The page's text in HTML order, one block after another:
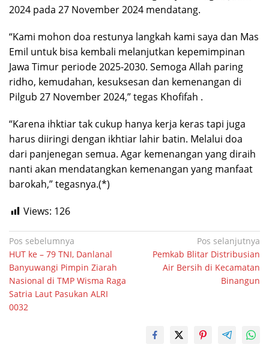
2024 pada 27 November 2024 mendatang.
“Kami mohon doa restunya langkah kami saya dan Mas
Emil untuk bisa kembali melanjutkan kepemimpinan
Jawa Timur periode 2025-2030. Semoga Allah paring
ridho, kemudahan, kesuksesan dan kemenangan di
Pilgub 27 November 2024,” tegas Khofifah .
“Karena ihktiar tak cukup hanya kerja keras tapi juga
harus diiringi dengan ikhtiar lahir batin. Melalui doa
dari panjenegan semua. Agar kemenangan yang diraih
nanti akan mendatangkan kemenangan yang manfaat
barokah,” tegasnya.(*)
Views: 126
Navigasi
pos
Pos sebelumnya
HUT ke – 79 TNI, Danlanal
Banyuwangi Pimpin Ziarah
Nasional di TMP Wisma Raga
Satria Laut Pasukan ALRI
0032
Pos selanjutnya
Pemkab Blitar Distribusian
Air Bersih di Kecamatan
Binangun